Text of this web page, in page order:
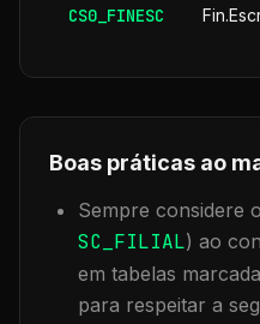
CS0_FINESC
Boas práticas ao
Sempre considere
SC_FILIAL) ao
em tabelas
para respeitar a